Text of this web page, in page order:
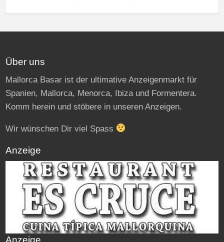
Über uns
Mallorca Basar ist der ultimative Anzeigenmarkt für
Spanien, Mallorca, Menorca, Ibiza und Formentera.
Komm herein und stöbere in unseren Anzeigen.
Wir wünschen Dir viel Spass
Anzeige
Anzeige